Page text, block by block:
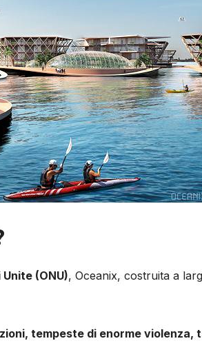
(ONU), Oceanix, costruita a
tempeste di enorme violenza,